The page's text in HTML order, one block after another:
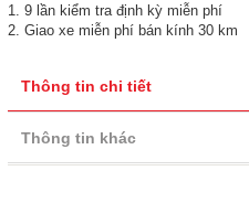
1. 9 lần kiểm tra định kỳ miễn phí
2. Giao xe miễn phí bán kính 30 km
Thông tin chi tiết
Thông tin khác